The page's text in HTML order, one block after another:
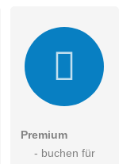
Premium
- buchen für